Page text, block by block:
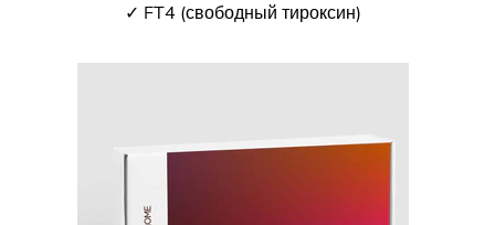
✓ FT4 (свободный тироксин)